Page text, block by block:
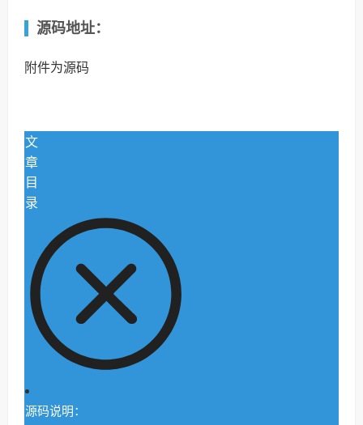
源码地址：
附件为源码
文
章
目
录
源码说明：